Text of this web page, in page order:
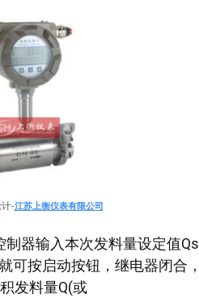
计-江苏上衡仪表有限公司
器输入本次发料量设定值
可按启动按钮，继电器闭合
发料量Q(或